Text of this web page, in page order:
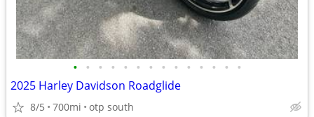
• • • • • • • • • • • • • •
2025 Harley Davidson Roadglide
8/5 700mi otp south